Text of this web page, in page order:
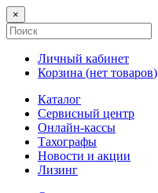
×
Личный кабинет
Корзина (нет товаров)
Каталог
Сервисный центр
Онлайн-кассы
Тахографы
Новости и акции
Лизинг